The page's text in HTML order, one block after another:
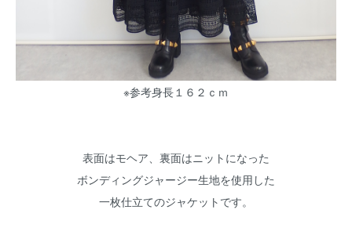
※参考身長１６２ｃｍ
表面はモヘア、裏面はニットになった
ボンディングジャージー生地を使用した
一枚仕立てのジャケットです。